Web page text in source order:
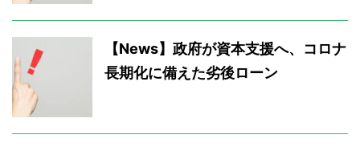
【News】政府が資本支援へ、コロナ
長期化に備えた劣後ローン